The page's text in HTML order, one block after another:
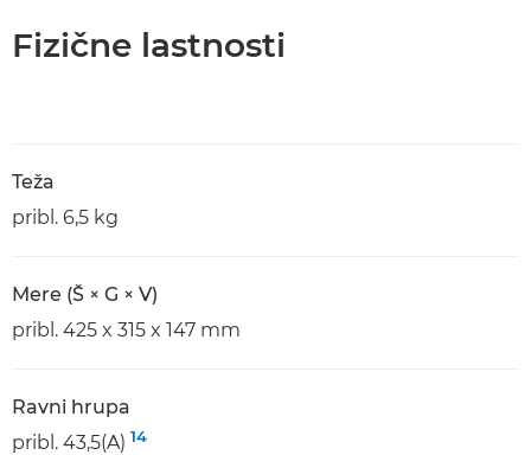
Fizične lastnosti
Teža
pribl. 6,5 kg
Mere (Š × G × V)
pribl. 425 x 315 x 147 mm
Ravni hrupa
pribl. 43,5(A) 14